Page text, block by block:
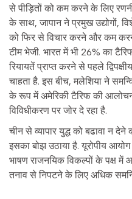
से पीड़ितों को कम करने के लिए
के साथ, जापान ने प्रमुख उद्योगों,
को फिर से विचार करने और कम
टीम भेजी. भारत में भी 26% का
रियायतें प्राप्त करने से पहले
चाहता है. इस बीच, मलेशिया ने
के रूप में अमेरिकी टैरिफ की
विविधीकरण पर जोर दे रहा है.
चीन से व्यापार युद्ध को बढावा न
इसका बोझ उठाया है. यूरोपीय
भाषण राजनयिक विकल्पों के पक्ष में
तनाव से निपटने के लिए अधिक